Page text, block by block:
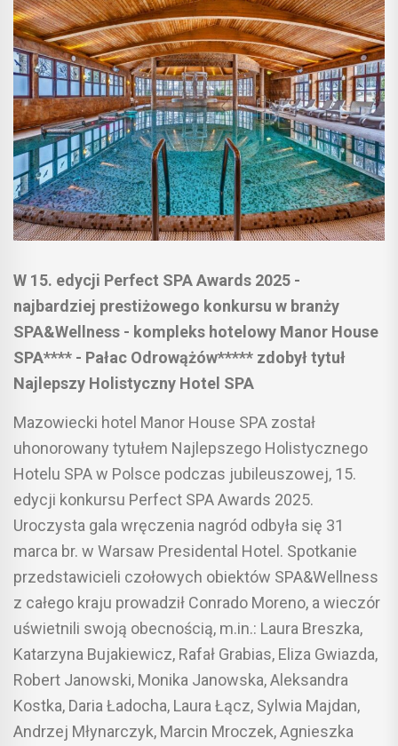
W 15. edycji Perfect SPA Awards 2025 -
najbardziej prestiżowego konkursu w branży
SPA&Wellness - kompleks hotelowy Manor House
SPA**** - Pałac Odrowążów***** zdobył tytuł
Najlepszy Holistyczny Hotel SPA
Mazowiecki hotel Manor House SPA został
uhonorowany tytułem Najlepszego Holistycznego
Hotelu SPA w Polsce podczas jubileuszowej, 15.
edycji konkursu Perfect SPA Awards 2025.
Uroczysta gala wręczenia nagród odbyła się 31
marca br. w Warsaw Presidental Hotel. Spotkanie
przedstawicieli czołowych obiektów SPA&Wellness
z całego kraju prowadził Conrado Moreno, a wieczór
uświetnili swoją obecnością, m.in.: Laura Breszka,
Katarzyna Bujakiewicz, Rafał Grabias, Eliza Gwiazda,
Robert Janowski, Monika Janowska, Aleksandra
Kostka, Daria Ładocha, Laura Łącz, Sylwia Majdan,
Andrzej Młynarczyk, Marcin Mroczek, Agnieszka